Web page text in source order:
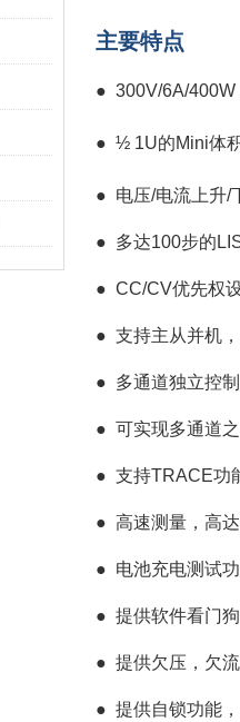
主要特点
● 300V/6A/400W
● ½ 1U的Mini体
● 电压/电流上升/
● 多达100步的
● CC/CV优先权
● 支持主从并机
● 多通道独立控
● 可实现多通道
● 支持TRACE功
● 高速测量，高
● 电池充电测试
● 提供软件看门
● 提供欠压，欠
● 提供自锁功能